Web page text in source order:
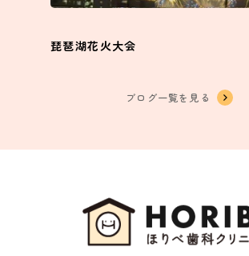
琵琶湖花火大会
ブログ一覧を見る